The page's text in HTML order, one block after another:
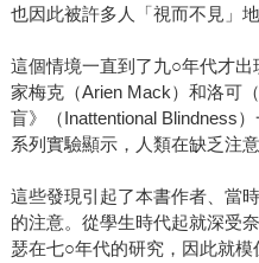
也因此被許多人「視而不見」地
這個情境一直到了九○年代才
家梅克（Arien Mack）和洛可
盲》（Inattentional Blindness
系列實驗顯示，人類在缺乏注
這些發現引起了本書作者、當
的注意。從學生時代起就深受
瑟在七○年代的研究，因此就